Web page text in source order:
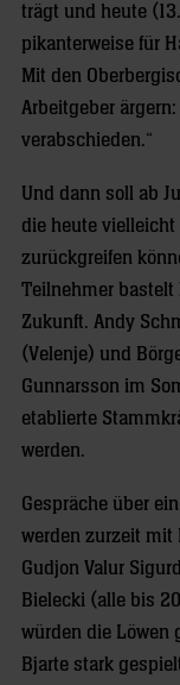
trägt und heute
pikanterweise für
Mit den
Arbeitgeber
verabschieden.“
Und dann soll ab
die heute vielleicht
zurückgreifen
Teilnehmer
Zukunft. Andy
(Velenje) und
Gunnarsson im
etablierte
werden.
Gespräche über
werden zurzeit mit
Gudjon Valur
Bielecki (alle bis
würden die Löwen
Bjarte stark